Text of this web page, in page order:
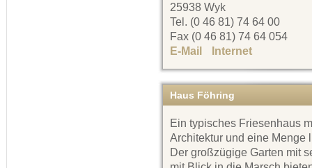
25938 Wyk
Tel. (0 46 81) 74 64 00
Fax (0 46 81) 74 64 054
E-Mail
Internet
Haus Föhring
Ein typisches Friesenhaus
Architektur und eine Menge
Der großzügige Garten mit